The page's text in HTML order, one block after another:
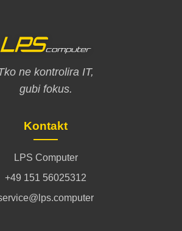
ne kontrolira IT,
gubi fokus.
Kontakt
LPS Computer
+49 151 56025312